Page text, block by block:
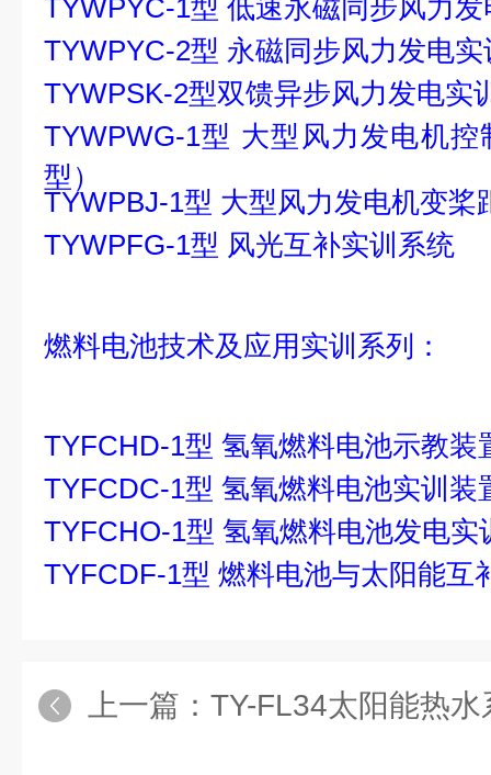
TYWPYC-1型 低速永磁同步风力
TYWPYC-2型 永磁同步风力发电
TYWPSK-2型双馈异步风力发电实
TYWPWG-1型 大型风力发电机
型）
TYWPBJ-1型 大型风力发电机变桨
TYWPFG-1型 风光互补实训系统
燃料电池技术及应用实训系列：
TYFCHD-1型 氢氧燃料电池示教装
TYFCDC-1型 氢氧燃料电池实训装
TYFCHO-1型 氢氧燃料电池发电实
TYFCDF-1型 燃料电池与太阳能互
上一篇： TY-FL34太阳能热水系统能效